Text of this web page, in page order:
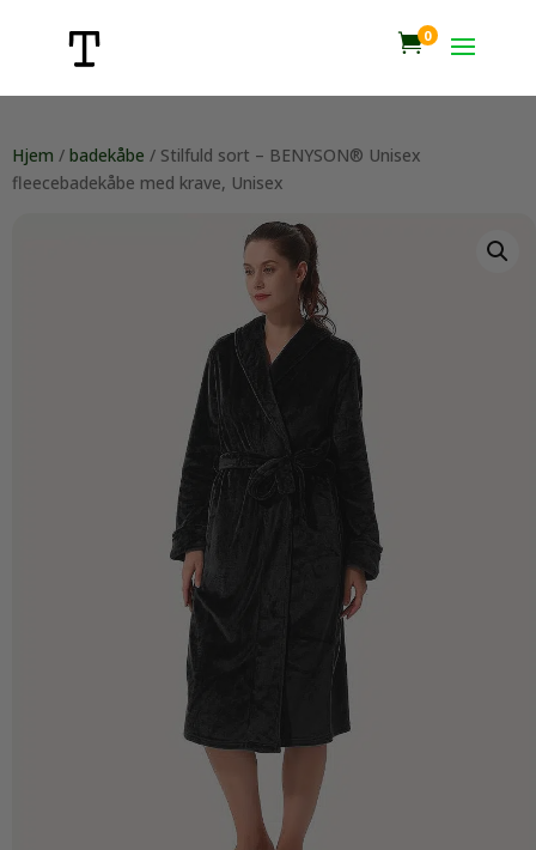
0
Hjem / badekåbe / Stilfuld sort – BENYSON® Unisex
fleecebadekåbe med krave, Unisex